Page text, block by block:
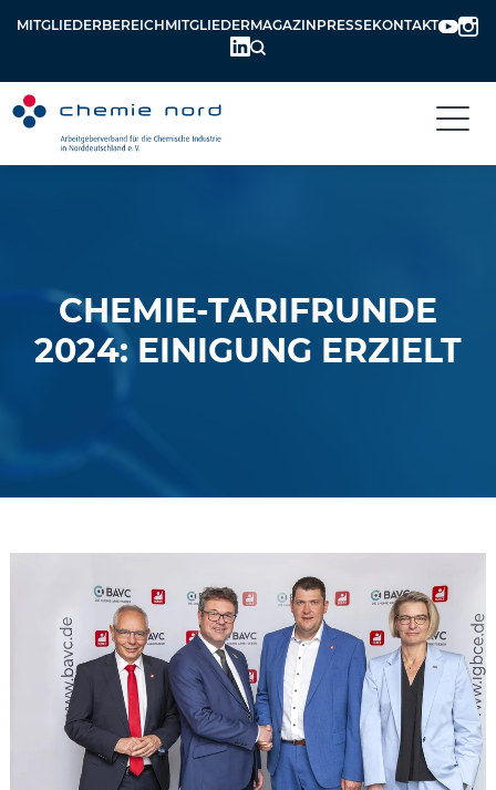
MITGLIEDERBEREICHMITGLIEDERMAGAZINPRESSEKONTAKT
CHEMIE-TARIFRUNDE
2024: EINIGUNG ERZIELT